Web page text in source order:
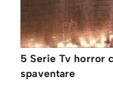
5 Serie Tv horror
spaventare